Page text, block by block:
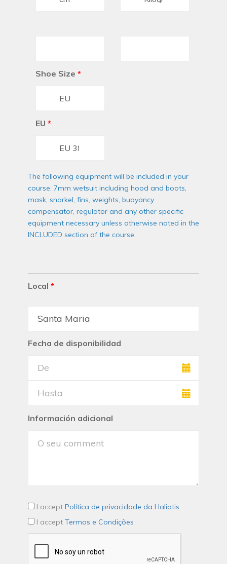
Shoe Size *
EU *
The following equipment will be included in your
course: 7mm wetsuit including hood and boots,
mask, snorkel, fins, weights, buoyancy
compensator, regulator and any other specific
equipment necessary unless otherwise noted in the
INCLUDED section of the course.
Local *
Fecha de disponibilidad
Información adicional
I accept Política de privacidade da Haliotis
I accept Termos e Condições